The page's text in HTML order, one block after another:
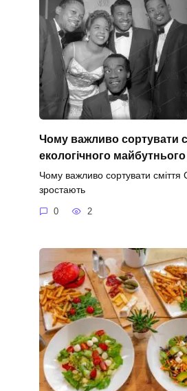
Чому важливо сортувати
екологічного майбутнього
Чому важливо сортувати сміття
зростають
0 2